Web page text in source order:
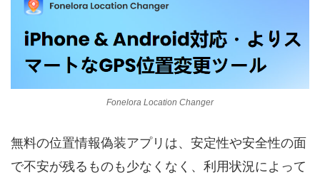
Fonelora Location Changer
無料の位置情報偽装アプリは、安定性や安全性の面
で不安が残るものも少なくなく、利用状況によって